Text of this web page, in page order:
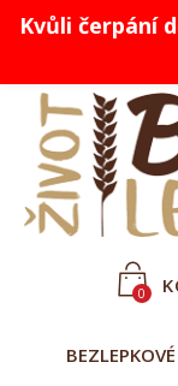
Kvůli čerpání
0